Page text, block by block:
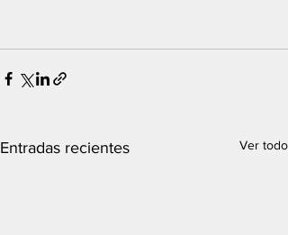
Entradas recientes Ver todo